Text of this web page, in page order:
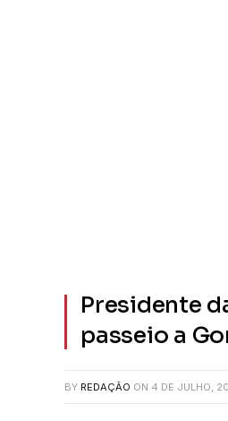
Presidente
passeio a
BY REDAÇÃO ON 4 DE JULHO,